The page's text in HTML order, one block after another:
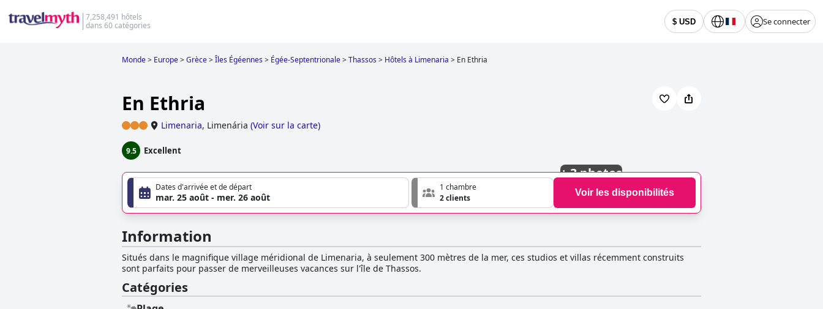
7,258,491 hôtels
dans 60 catégories
$ USD Se connecter
Monde> Europe>Grèce>Îles Égéennes> Égée-Septentrionale>Thassos> Hôtels à Limenaria > En Ethria
En Ethria
Limenaria, Limenária (Voir sur la carte)
9.5 Excellent
+3 photos
Dates d'arrivée et de départ
mar. 25 août - mer. 26 août
1 chambre
2 clients
Voir les disponibilités
Information
Situés dans le magnifique village méridional de Limenaria, à seulement 300 mètres de la mer, ces studios et villas récemment construits
sont parfaits pour passer de merveilleuses vacances sur l'île de Thassos.
Catégories